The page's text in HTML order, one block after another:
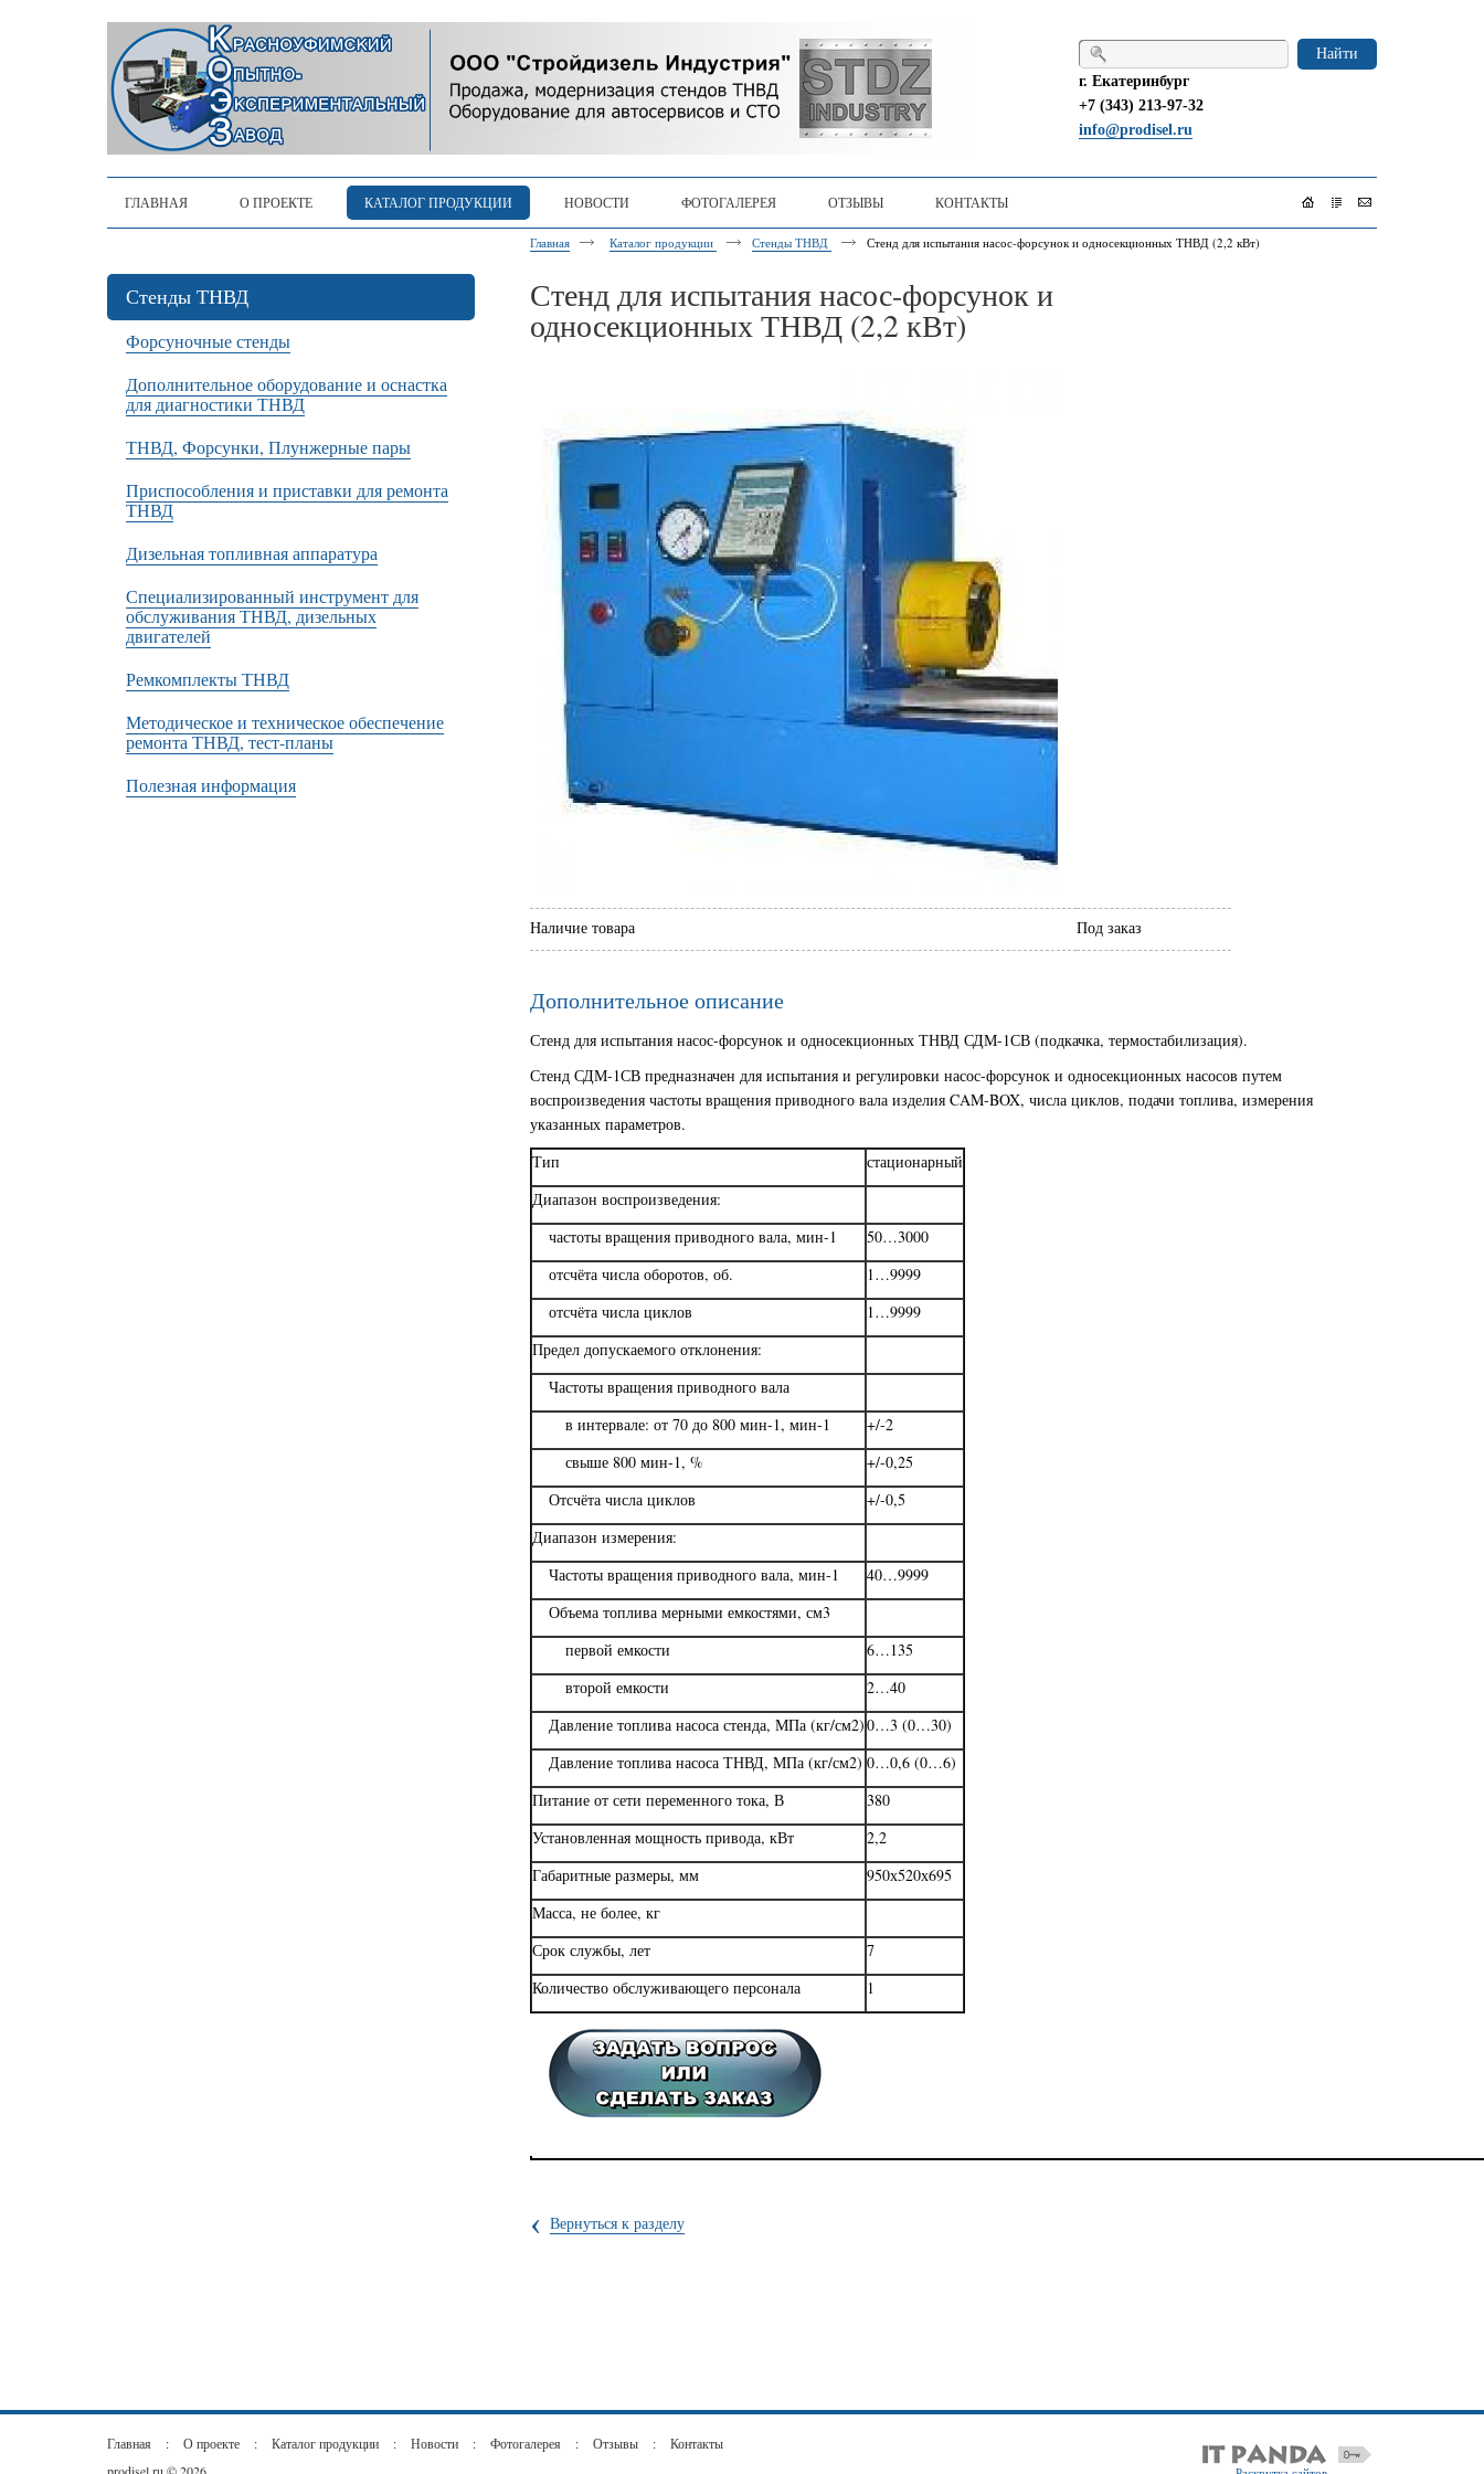
Найти
г. Екатеринбург
+7 (343) 213-97-32
info@prodisel.ru
ГЛАВНАЯ О ПРОЕКТЕ КАТАЛОГ ПРОДУКЦИИ НОВОСТИ ФОТОГАЛЕРЕЯ ОТЗЫВЫ КОНТАКТЫ
Стенды ТНВД
Форсуночные стенды
Дополнительное оборудование и оснастка
для диагностики ТНВД
ТНВД, Форсунки, Плунжерные пары
Приспособления и приставки для ремонта
ТНВД
Дизельная топливная аппаратура
Специализированный инструмент для
обслуживания ТНВД, дизельных
двигателей
Ремкомплекты ТНВД
Методическое и техническое обеспечение
ремонта ТНВД, тест-планы
Полезная информация
Главная Каталог продукции Стенды ТНВД Стенд для испытания насос-форсунок и односекционных ТНВД (2,2 кВт)
Стенд для испытания насос-форсунок и
односекционных ТНВД (2,2 кВт)
Наличие товара Под заказ
Дополнительное описание
Стенд для испытания насос-форсунок и односекционных ТНВД СДМ-1СВ (подкачка, термостабилизация).
Стенд СДМ-1СВ предназначен для испытания и регулировки насос-форсунок и односекционных насосов путем
воспроизведения частоты вращения приводного вала изделия CAM-BOX, числа циклов, подачи топлива, измерения
указанных параметров.
Тип
стационарный
Диапазон воспроизведения:
частоты вращения приводного вала, мин-1
50…3000
отсчёта числа оборотов, об.
1…9999
отсчёта числа циклов
1…9999
Предел допускаемого отклонения:
Частоты вращения приводного вала
в интервале: от 70 до 800 мин-1, мин-1
+/-2
свыше 800 мин-1, %
+/-0,25
Отсчёта числа циклов
+/-0,5
Диапазон измерения:
Частоты вращения приводного вала, мин-1
40…9999
Объема топлива мерными емкостями, см3
первой емкости
6…135
второй емкости
2…40
Давление топлива насоса стенда, МПа (кг/см2)0…3 (0…30)
Давление топлива насоса ТНВД, МПа (кг/см2) 0…0,6 (0…6)
Питание от сети переменного тока, В
380
Установленная мощность привода, кВт
2,2
Габаритные размеры, мм
950х520х695
Масса, не более, кг
Срок службы, лет
7
Количество обслуживающего персонала
1
‹ Вернуться к разделу
Главная : О проекте : Каталог продукции : Новости : Фотогалерея : Отзывы :
Контакты